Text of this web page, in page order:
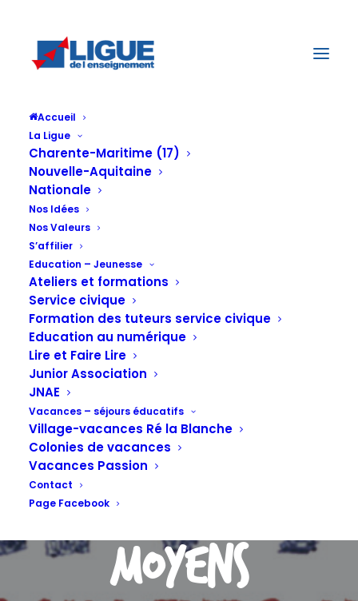
Accueil
La Ligue
Charente-Maritime (17)
Nouvelle-Aquitaine
Nationale
Nos Idées
Nos Valeurs
S’affilier
Education – Jeunesse
Ateliers et formations
Service civique
Formation des tuteurs service civique
Education au numérique
Lire et Faire Lire
Junior Association
JNAE
Vacances – séjours éducatifs
Village-vacances Ré la Blanche
Colonies de vacances
Vacances Passion
Contact
Page Facebook
Service civique :
la plateforme
inter-
associative
réclame plus de
moyens